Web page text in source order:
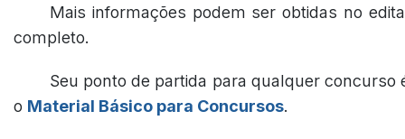
Mais informações podem ser obtidas no
completo.
Seu ponto de partida para qualquer concurso
o Material Básico para Concursos.